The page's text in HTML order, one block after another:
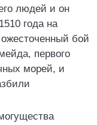
людей и он
года на
бой
первого
морей, и